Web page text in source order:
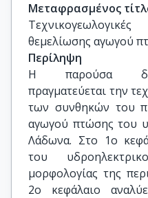
Μεταφρασμένος
θεμελίωσης αγωγού
Περίληψη
Η παρούσα
πραγματεύεται την
των συνθηκών του
αγωγού πτώσης του
Λάδωνα. Στο 1ο
του
μορφολογίας της
2ο κεφάλαιο